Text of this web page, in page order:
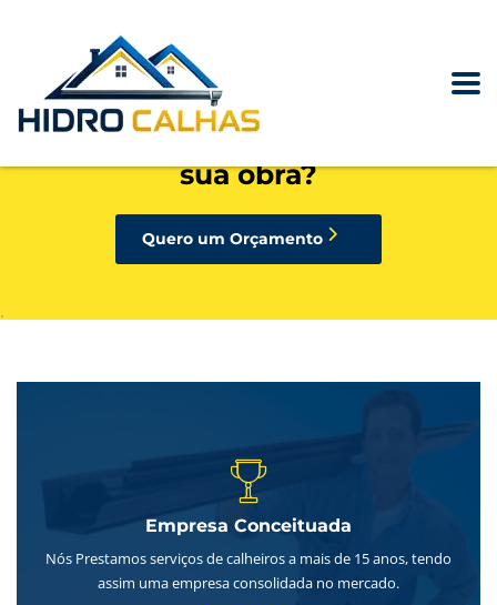
precisando de calhas, rufos,
pingadeiras ou condutores para
sua obra?
Quero um Orçamento
.
Empresa Conceituada
Nós Prestamos serviços de calheiros a mais de 15 anos, tendo
assim uma empresa consolidada no mercado.